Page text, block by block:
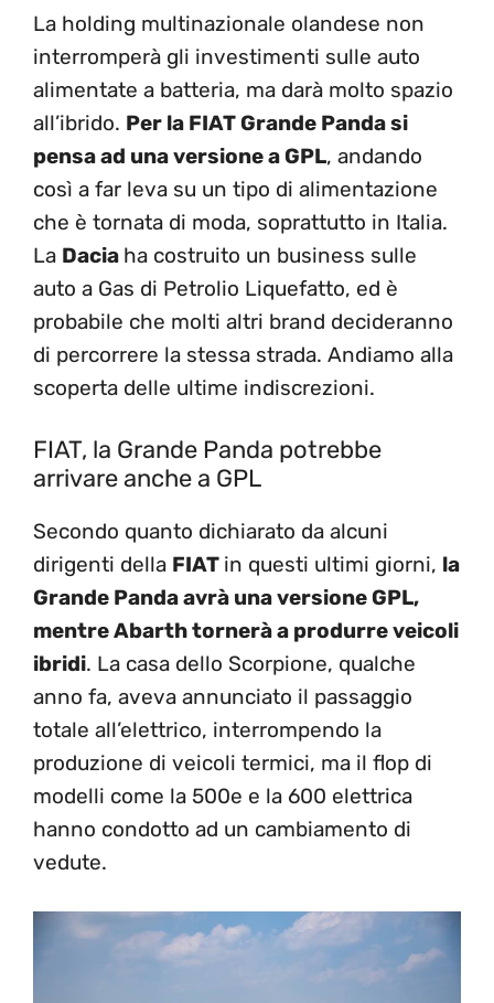
La holding multinazionale olandese non
interromperà gli investimenti sulle auto
alimentate a batteria, ma darà molto spazio
all’ibrido. Per la FIAT Grande Panda si
pensa ad una versione a GPL, andando
così a far leva su un tipo di alimentazione
che è tornata di moda, soprattutto in Italia.
La Dacia ha costruito un business sulle
auto a Gas di Petrolio Liquefatto, ed è
probabile che molti altri brand decideranno
di percorrere la stessa strada. Andiamo alla
scoperta delle ultime indiscrezioni.
FIAT, la Grande Panda potrebbe
arrivare anche a GPL
Secondo quanto dichiarato da alcuni
dirigenti della FIAT in questi ultimi giorni, la
Grande Panda avrà una versione GPL,
mentre Abarth tornerà a produrre veicoli
ibridi. La casa dello Scorpione, qualche
anno fa, aveva annunciato il passaggio
totale all’elettrico, interrompendo la
produzione di veicoli termici, ma il flop di
modelli come la 500e e la 600 elettrica
hanno condotto ad un cambiamento di
vedute.